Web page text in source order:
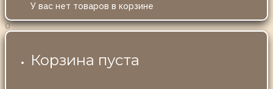
У вас нет товаров в корзине
0
Корзина пуста